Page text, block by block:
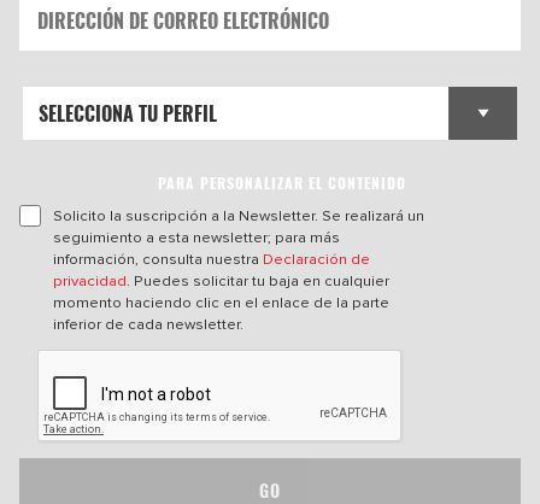
PARA PERSONALIZAR EL CONTENIDO
Solicito la suscripción a la Newsletter. Se realizará un
seguimiento a esta newsletter; para más
información, consulta nuestra Declaración de
privacidad. Puedes solicitar tu baja en cualquier
momento haciendo clic en el enlace de la parte
inferior de cada newsletter.
GO